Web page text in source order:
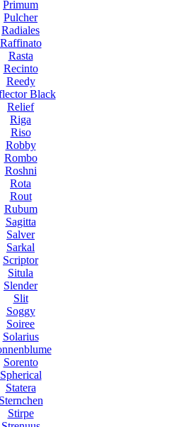
Primum
Pulcher
Radiales
Raffinato
Rasta
Recinto
Reedy
Black
Relief
Riga
Riso
Robby
Rombo
Roshni
Rota
Rout
Rubum
Sagitta
Salver
Sarkal
Scriptor
Situla
Slender
Slit
Soggy
Soiree
Solarius
Sorento
Spherical
Statera
Sternchen
Stirpe